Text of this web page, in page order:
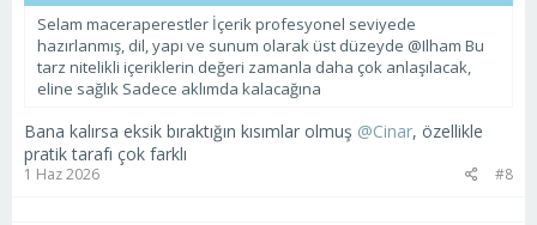
Selam maceraperestler İçerik profesyonel seviyede
hazırlanmış, dil, yapı ve sunum olarak üst düzeyde @Ilham Bu
tarz nitelikli içeriklerin değeri zamanla daha çok anlaşılacak,
eline sağlık Sadece aklımda kalacağına
Bana kalırsa eksik bıraktığın kısımlar olmuş @Cinar, özellikle
pratik tarafı çok farklı
1 Haz 2026 #8